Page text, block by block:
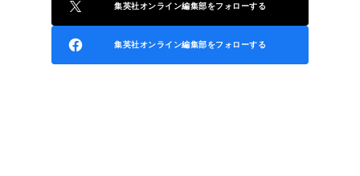
集英社オンライン編集部をフォローする
集英社オンライン編集部をフォローする